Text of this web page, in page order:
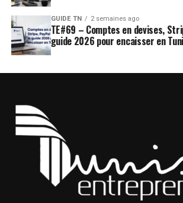
GUIDE TN 2 semaines ago
TE#69 – Comptes en devises,
guide 2026 pour encaisser en